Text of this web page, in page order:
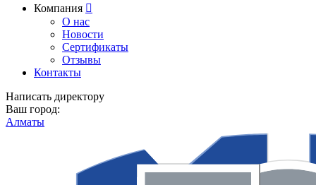
Компания 
О нас
Новости
Сертификаты
Отзывы
Контакты
Написать директору
Ваш город:
Алматы